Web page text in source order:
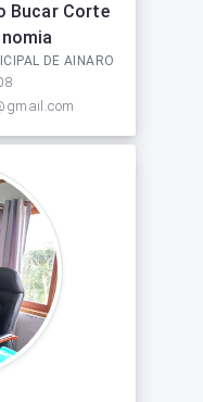
Bucar Corte
DE AINARO